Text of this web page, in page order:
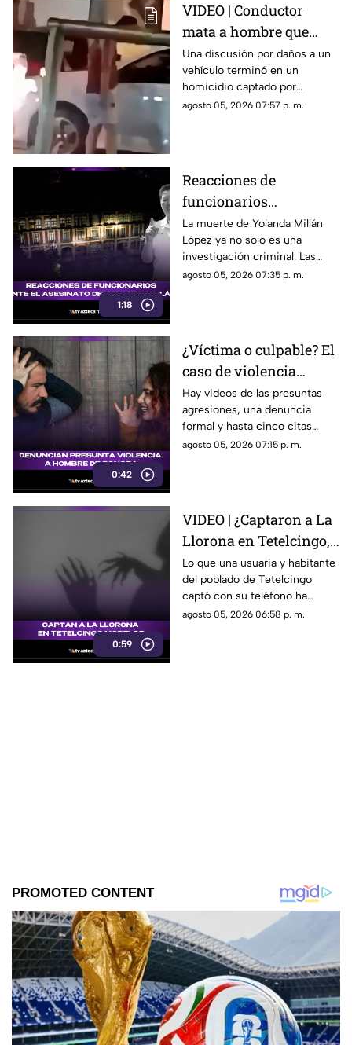
VIDEO | Conductor
mata a hombre que
rompió su espejo
retrovisor
Una discusión por daños a un
vehículo terminó en un
homicidio captado por
testigos.
agosto 05, 2026 07:57 p. m.
1:18
Reacciones de
funcionarios
Morelenses ante el
asesinato de Yolanda
Millán, ayudante
municipal de
La muerte de Yolanda Millán
López ya no solo es una
investigación criminal. Las
reacciones continúan
fuertes. ¿Qué dijeron las
autoridades y qué sigue en el
caso?
agosto 05, 2026 07:35 p. m.
0:42
¿Víctima o culpable? El
caso de violencia
contra los hombres en
Sonora que está
generando
conversación en redes
Hay videos de las presuntas
agresiones, una denuncia
formal y hasta cinco citas
psicológicas canceladas; aun
agosto 05, 2026 07:15 p. m.
0:59
VIDEO | ¿Captaron a La
Llorona en Tetelcingo,
Morelos? Misteriosa
figura y lamentos en
Tetelcingo, Morelos,
estremecen las redes
Lo que una usuaria y habitante
del poblado de Tetelcingo
captó con su teléfono ha
dejado a muchos morelenses
agosto 05, 2026 06:58 p. m.